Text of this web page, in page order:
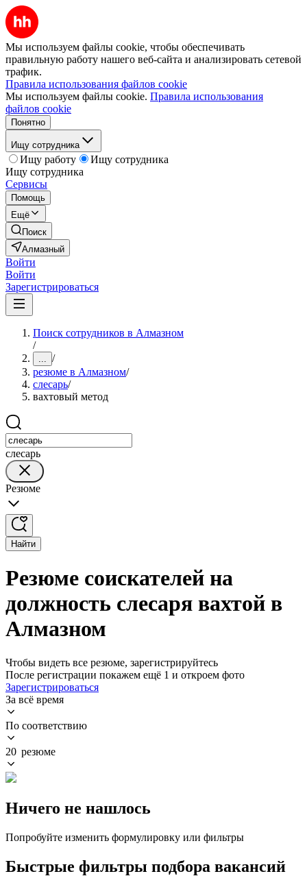
Мы используем файлы cookie, чтобы обеспечивать
правильную работу нашего веб-сайта и анализировать сетевой
трафик.
Правила использования файлов cookie
Мы используем файлы cookie. Правила использования
файлов cookie
Понятно
Ищу сотрудника
Ищу работу
Ищу сотрудника
Ищу сотрудника
Сервисы
Помощь
Ещё
Поиск
Алмазный
Войти
Войти
Зарегистрироваться
Поиск сотрудников в Алмазном
/
... /
резюме в Алмазном/
слесарь/
вахтовый метод
слесарь
Резюме
Найти
Резюме соискателей на
должность слесаря вахтой в
Алмазном
Чтобы видеть все резюме, зарегистрируйтесь
После регистрации покажем ещё 1 и откроем фото
Зарегистрироваться
За всё время
По соответствию
20 резюме
Ничего не нашлось
Попробуйте изменить формулировку или фильтры
Быстрые фильтры подбора вакансий